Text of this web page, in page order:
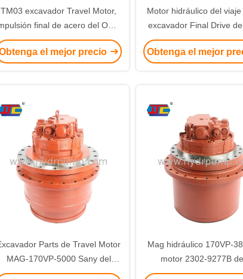
TM03 excavador Travel Motor,
final de acero del ODM
en el excavador
el mejor precio
Motor hidráulico del viaje
excavador Final Drive del
rojo
Obtenga el mejor
Parts de Travel Motor
MAG-170VP-5000 Sany del
excavador SY305
Mag hidráulico 170VP-
motor 2302-9277B
impulsión final de